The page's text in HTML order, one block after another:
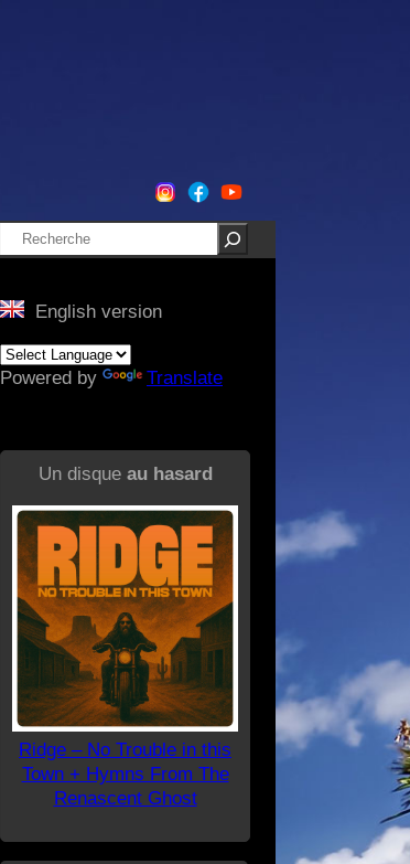
Rechercher
English version
Powered by Translate
Un disque au hasard
Ridge – No Trouble in this
Town + Hymns From The
Renascent Ghost